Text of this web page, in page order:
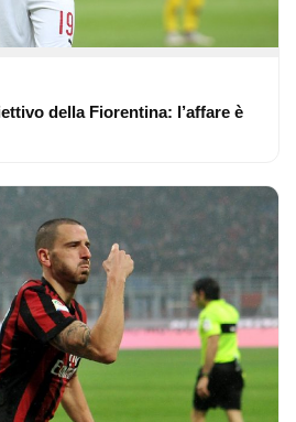
della Fiorentina: l’affare è